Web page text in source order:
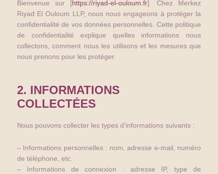
Bienvenue sur [https://riyad-el-ouloum.fr]. Chez Merkez
Riyad El Ouloum LLP, nous nous engageons à protéger la
confidentialité de vos données personnelles. Cette politique
de confidentialité explique quelles informations nous
collectons, comment nous les utilisons et les mesures que
nous prenons pour les protéger.
2. INFORMATIONS
COLLECTÉES
Nous pouvons collecter les types d’informations suivants :
– Informations personnelles : nom, adresse e-mail, numéro
de téléphone, etc.
– Informations de connexion : adresse IP, type de